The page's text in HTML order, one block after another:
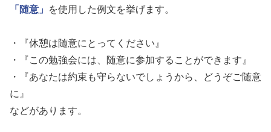
「随意」 を使用した例文を挙げます。
・『休憩は随意にとってください』
・『この勉強会には、随意に参加することができます』
・『あなたは約束も守らないでしょうから、どうぞご随意
に』
などがあります。